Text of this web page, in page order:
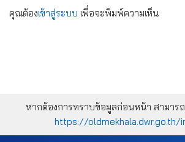
คุณต้องเข้าสู่ระบบ เพื่อจะพิมพ์ความเห็น
หากต้องการทราบข้อมูลก่อนหน้า สามารถ
https://oldmekhala.dwr.go.th/